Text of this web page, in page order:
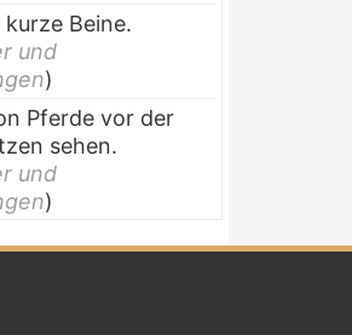
Beine.
und
)
Pferde vor der
sehen.
und
)